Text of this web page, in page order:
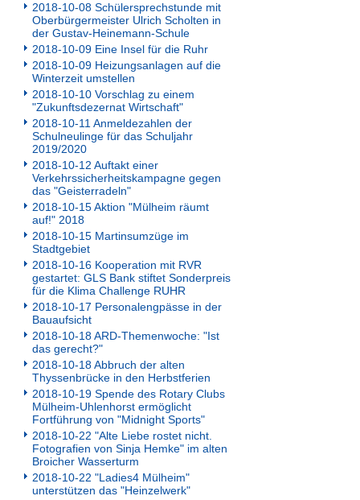
2018-10-08 Schülersprechstunde mit
Oberbürgermeister Ulrich Scholten in
der Gustav-Heinemann-Schule
2018-10-09 Eine Insel für die Ruhr
2018-10-09 Heizungsanlagen auf die
Winterzeit umstellen
2018-10-10 Vorschlag zu einem
"Zukunftsdezernat Wirtschaft"
2018-10-11 Anmeldezahlen der
Schulneulinge für das Schuljahr
2019/2020
2018-10-12 Auftakt einer
Verkehrssicherheitskampagne gegen
das "Geisterradeln"
2018-10-15 Aktion "Mülheim räumt
auf!" 2018
2018-10-15 Martinsumzüge im
Stadtgebiet
2018-10-16 Kooperation mit RVR
gestartet: GLS Bank stiftet Sonderpreis
für die Klima Challenge RUHR
2018-10-17 Personalengpässe in der
Bauaufsicht
2018-10-18 ARD-Themenwoche: "Ist
das gerecht?"
2018-10-18 Abbruch der alten
Thyssenbrücke in den Herbstferien
2018-10-19 Spende des Rotary Clubs
Mülheim-Uhlenhorst ermöglicht
Fortführung von "Midnight Sports"
2018-10-22 "Alte Liebe rostet nicht.
Fotografien von Sinja Hemke" im alten
Broicher Wasserturm
2018-10-22 "Ladies4 Mülheim"
unterstützen das "Heinzelwerk"